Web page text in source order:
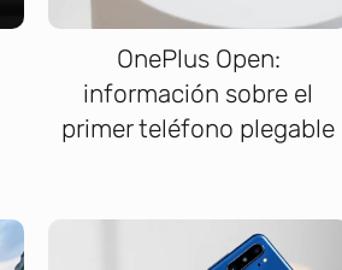
OnePlus Open:
información sobre el
primer teléfono plegable